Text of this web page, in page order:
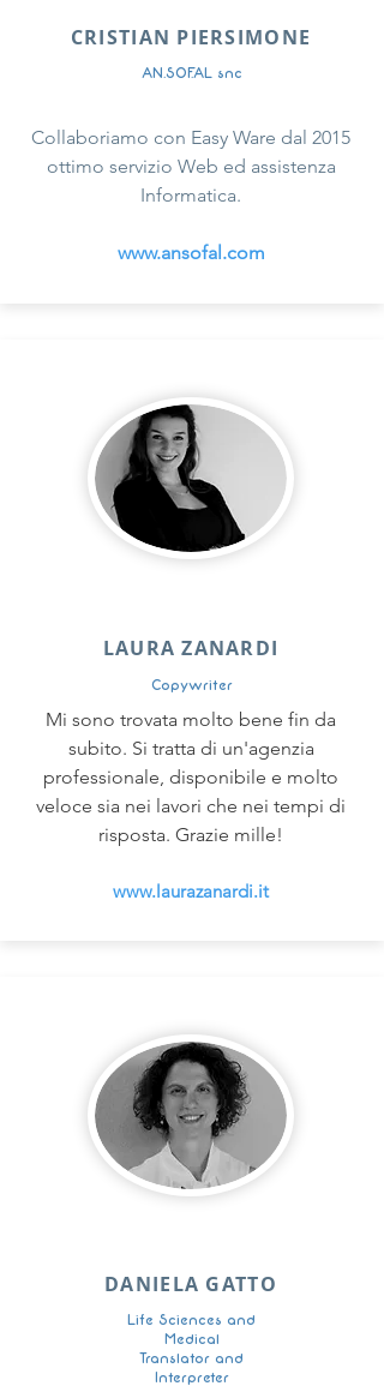
CRISTIAN PIERSIMONE
AN.SOF.AL snc
Collaboriamo con Easy Ware dal 2015
ottimo servizio Web ed assistenza
Informatica.
www.ansofal.com
LAURA ZANARDI
Copywriter
Mi sono trovata molto bene fin da
subito. Si tratta di un'agenzia
professionale, disponibile e molto
veloce sia nei lavori che nei tempi di
risposta. Grazie mille!
www.laurazanardi.it
DANIELA GATTO
Life Sciences and
Medical
Translator and
Interpreter